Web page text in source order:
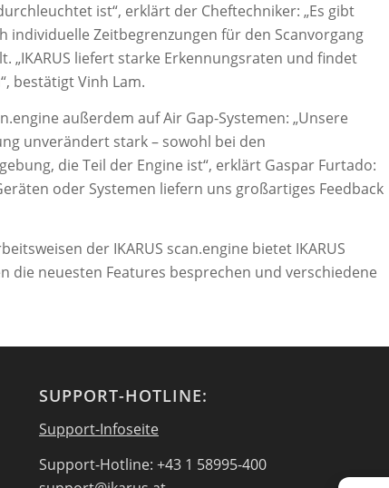
ist“, erklärt der Cheftechniker: „Es gibt
individuelle Zeitbegrenzungen für den Scanvorgang
„IKARUS liefert starke Erkennungsraten und findet
bestätigt Vinh Lam.
außerdem auf Air Gap-Systemen: „Unsere
unverändert stark – sowohl bei den
die Teil der Engine ist“, erklärt Gaspar Furtado:
oder Systemen liefern uns großartiges Feedback
der IKARUS scan.engine bietet IKARUS
die neuesten Features besprechen und verschiedene
SUPPORT-HOTLINE:
Support-Infoseite
Support-Hotline: +43 1 58995-400